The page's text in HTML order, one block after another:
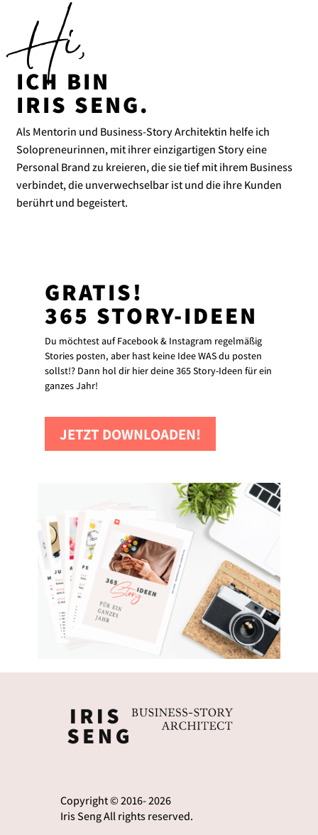
Hi,
ICH BIN
IRIS SENG.
Als Mentorin und Business-Story Architektin helfe ich
Solopreneurinnen, mit ihrer einzigartigen Story eine
Personal Brand zu kreieren, die sie tief mit ihrem Business
verbindet, die unverwechselbar ist und die ihre Kunden
berührt und begeistert.
GRATIS!
365 STORY-IDEEN
Du möchtest auf Facebook & Instagram regelmäßig
Stories posten, aber hast keine Idee WAS du posten
sollst!? Dann hol dir hier deine 365 Story-Ideen für ein
ganzes Jahr!
JETZT DOWNLOADEN!
Copyright © 2016- 2026
Iris Seng All rights reserved.